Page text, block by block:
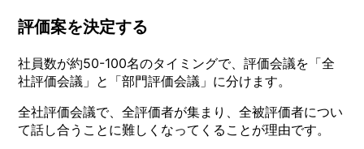
評価案を決定する
社員数が約50-100名のタイミングで、評価会議を「全
社評価会議」と「部門評価会議」に分けます。
全社評価会議で、全評価者が集まり、全被評価者につい
て話し合うことに難しくなってくることが理由です。